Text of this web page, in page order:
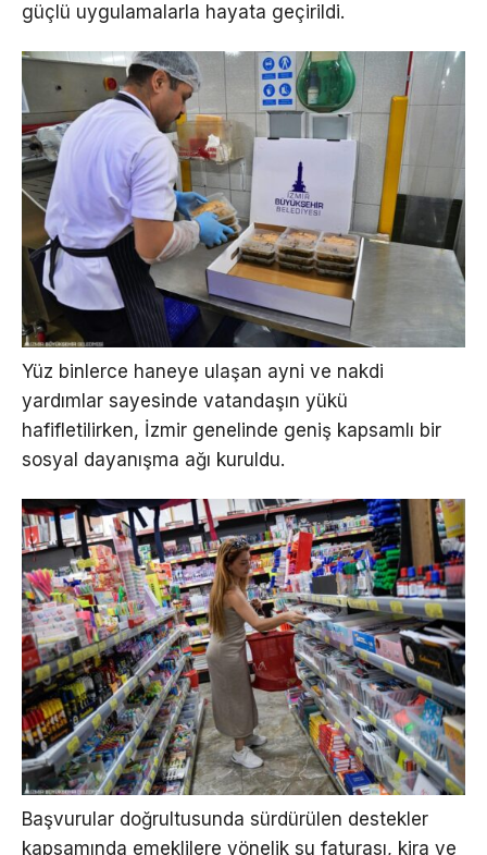
güçlü uygulamalarla hayata geçirildi.
Yüz binlerce haneye ulaşan ayni ve nakdi
yardımlar sayesinde vatandaşın yükü
hafifletilirken, İzmir genelinde geniş kapsamlı bir
sosyal dayanışma ağı kuruldu.
Başvurular doğrultusunda sürdürülen destekler
kapsamında emeklilere yönelik su faturası, kira ve